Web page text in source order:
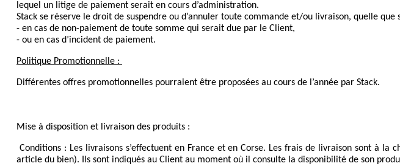
lequel un litige de paiement serait en cours d’administration.
Stack se réserve le droit de suspendre ou d’annuler toute commande et/ou livraison, quelle que
- en cas de non-paiement de toute somme qui serait due par le Client,
- ou en cas d’incident de paiement.
Politique Promotionnelle :
Différentes offres promotionnelles pourraient être proposées au cours de l’année par Stack.
Mise à disposition et livraison des produits :
Conditions : Les livraisons s’effectuent en France et en Corse. Les frais de livraison sont à
article du bien). Ils sont indiqués au Client au moment où il consulte la disponibilité de son